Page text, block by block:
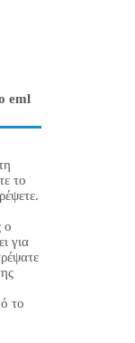
eml
το
ο
για
το